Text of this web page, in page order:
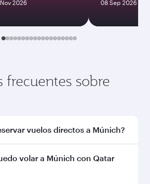
Buscar vuelos
interesarle...